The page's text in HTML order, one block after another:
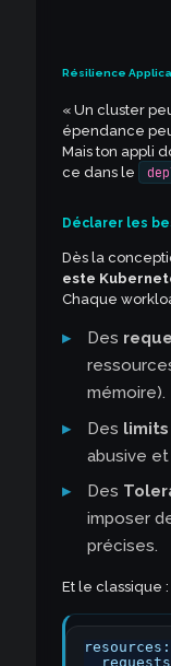
Résilience
« Un cluster
épendance
Mais ton appli
ce dans le
Déclarer les
Dès la
este
Chaque
Des
mémoire).
Des limits
abusive
Des
imposer
précises.
Et le classique :
resources: